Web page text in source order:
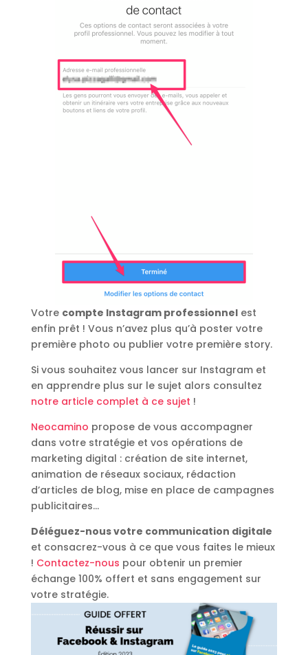
Votre compte Instagram professionnelest
enfin prêt ! Vous n’avez plus qu’à poster votre
première photo ou publier votre première story.
Si vous souhaitez vous lancer sur Instagram et
en apprendre plus sur le sujet alors consultez
notre article complet à ce sujet !
Neocamino propose de vous accompagner
dans votre stratégie et vos opérations de
marketing digital : création de site internet,
animation de réseaux sociaux, rédaction
d’articles de blog, mise en place de campagnes
publicitaires…
Déléguez-nous votre communication digitale
et consacrez-vous à ce que vous faites le mieux
! Contactez-nous pour obtenir un premier
échange 100% offert et sans engagement sur
votre stratégie.